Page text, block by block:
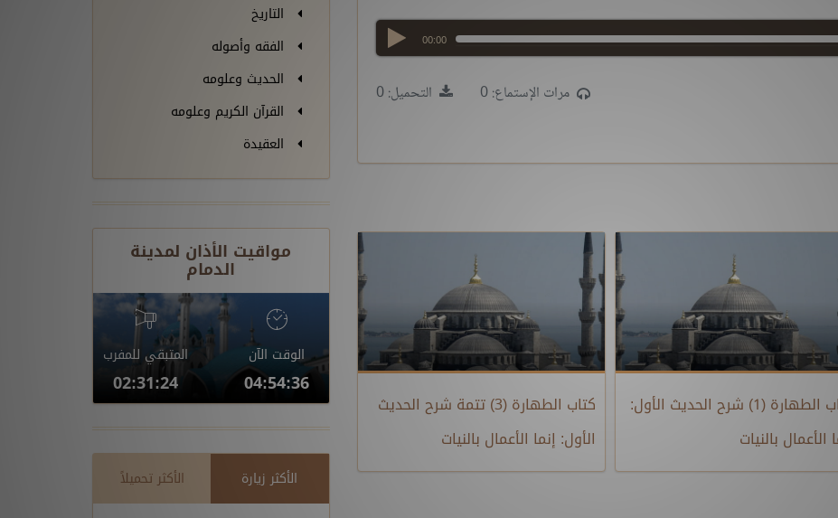
00:00
التحميل: 0 مرات الإستماع: 0
كتاب الطهارة (1) شرح الحديث الأول:
الأعمال بالنيات
كتاب الطهارة (3) تتمة شرح الحديث
الأول: إنما الأعمال بالنيات
التاريخ
الفقه وأصوله
الحديث وعلومه
القرآن الكريم وعلومه
العقيدة
مواقيت الأذان لمدينة
الدمام
الوقت الآن
04:54:36
المتبقي للمفرب
02:31:24
الأكثر زيارة الأكثر تحميلاً